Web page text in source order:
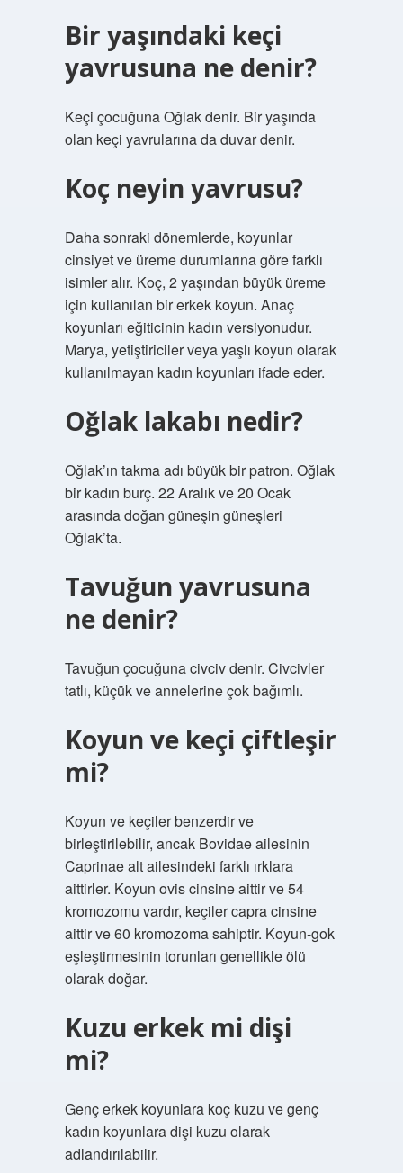
Bir yaşındaki keçi
yavrusuna ne denir?
Keçi çocuğuna Oğlak denir. Bir yaşında
olan keçi yavrularına da duvar denir.
Koç neyin yavrusu?
Daha sonraki dönemlerde, koyunlar
cinsiyet ve üreme durumlarına göre farklı
isimler alır. Koç, 2 yaşından büyük üreme
için kullanılan bir erkek koyun. Anaç
koyunları eğiticinin kadın versiyonudur.
Marya, yetiştiriciler veya yaşlı koyun olarak
kullanılmayan kadın koyunları ifade eder.
Oğlak lakabı nedir?
Oğlak’ın takma adı büyük bir patron. Oğlak
bir kadın burç. 22 Aralık ve 20 Ocak
arasında doğan güneşin güneşleri
Oğlak’ta.
Tavuğun yavrusuna
ne denir?
Tavuğun çocuğuna civciv denir. Civcivler
tatlı, küçük ve annelerine çok bağımlı.
Koyun ve keçi çiftleşir
mi?
Koyun ve keçiler benzerdir ve
birleştirilebilir, ancak Bovidae ailesinin
Caprinae alt ailesindeki farklı ırklara
aittirler. Koyun ovis cinsine aittir ve 54
kromozomu vardır, keçiler capra cinsine
aittir ve 60 kromozoma sahiptir. Koyun-gok
eşleştirmesinin torunları genellikle ölü
olarak doğar.
Kuzu erkek mi dişi
mi?
Genç erkek koyunlara koç kuzu ve genç
kadın koyunlara dişi kuzu olarak
adlandırılabilir.